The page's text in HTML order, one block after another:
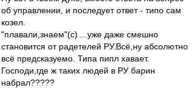
об управлении, и последует ответ - типо сам
козел.
"плавали,знаем"(с) ...уже даже смешно
становится от радетелей РУ.Всё,ну абсолютно
всё предсказуемо. Типа пипл хавает.
Господи,где ж таких людей в РУ барин
набрал?????